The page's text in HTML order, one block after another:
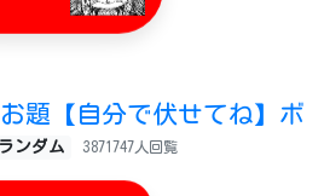
お題【自分で伏せてね】ボ
ランダム 3871747人回覧